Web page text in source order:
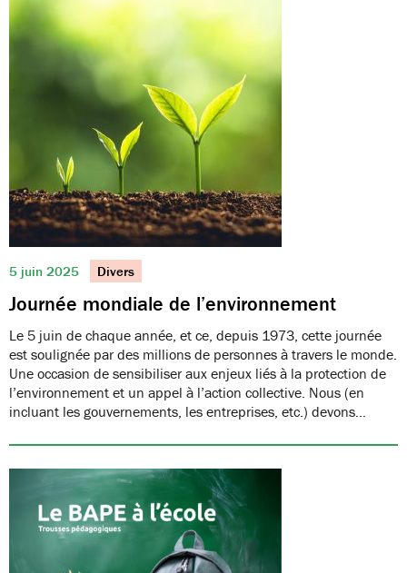
5 juin 2025 Divers
Journée mondiale de l’environnement
Le 5 juin de chaque année, et ce, depuis 1973, cette journée
est soulignée par des millions de personnes à travers le monde.
Une occasion de sensibiliser aux enjeux liés à la protection de
l’environnement et un appel à l’action collective. Nous (en
incluant les gouvernements, les entreprises, etc.) devons…